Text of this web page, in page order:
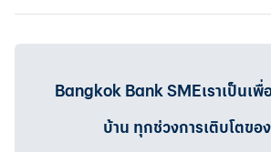
Bangkok Bank SMEเราเป็นเ
บ้าน ทุกช่วงการเติบโตขอ